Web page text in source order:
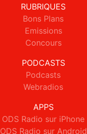
RUBRIQUES
Bons Plans
Emissions
Concours
PODCASTS
Podcasts
Webradios
APPS
ODS Radio sur iPhone
ODS Radio sur Android